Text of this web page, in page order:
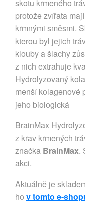
skotu krmeného
protože zvířata
krmnými směsmi.
kterou byl jejich
klouby a šlachy
z nich extrahuje
Hydrolyzovaný
menší kolagenové
jeho biologická
BrainMax
z krav krmených
značka BrainMax.
akci.
Aktuálně je
ho v tomto e-